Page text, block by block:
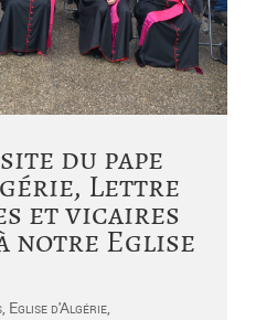
du pape
Lettre
et vicaires
notre Eglise
Eglise d'Algérie